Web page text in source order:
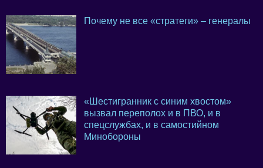
Почему не все «стратеги» – генералы
«Шестигранник с синим хвостом»
вызвал переполох и в ПВО, и в
спецслужбах, и в самостийном
Минобороны